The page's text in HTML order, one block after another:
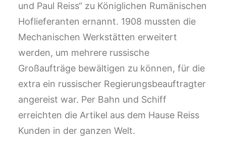
und Paul Reiss“ zu Königlichen Rumänischen
Hoflieferanten ernannt. 1908 mussten die
Mechanischen Werkstätten erweitert
werden, um mehrere russische
Großaufträge bewältigen zu können, für die
extra ein russischer Regierungsbeauftragter
angereist war. Per Bahn und Schiff
erreichten die Artikel aus dem Hause Reiss
Kunden in der ganzen Welt.